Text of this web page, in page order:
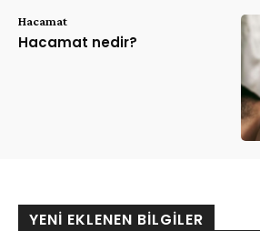
Hacamat
Hacamat nedir?
YENI EKLENEN BILGILER